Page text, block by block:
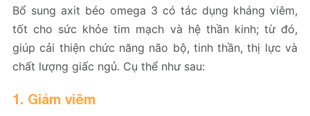
Bổ sung axit béo omega 3 có tác dụng kháng viêm,
tốt cho sức khỏe tim mạch và hệ thần kinh; từ đó,
giúp cải thiện chức năng não bộ, tinh thần, thị lực và
chất lượng giấc ngủ. Cụ thể như sau:
1. Giảm viêm